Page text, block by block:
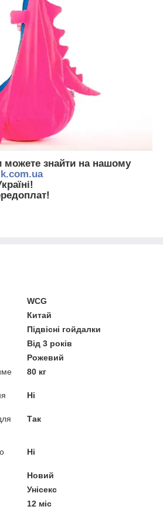
можете знайти на нашому
WCG
Китай
Підвісні гойдалки
Від 3 років
Рожевий
80 кг
Ні
Так
Ні
Новий
Унісекс
12 міс